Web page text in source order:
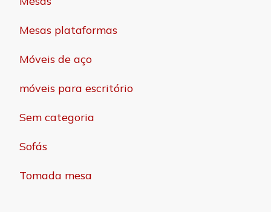
Mesas plataformas
Móveis de aço
móveis para escritório
Sem categoria
Sofás
Tomada mesa